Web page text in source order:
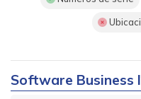
Software Business